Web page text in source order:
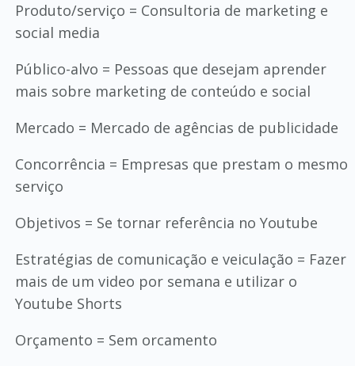
Produto/serviço = Consultoria de marketing e
social media
Público-alvo = Pessoas que desejam aprender
mais sobre marketing de conteúdo e social
Mercado = Mercado de agências de publicidade
Concorrência = Empresas que prestam o mesmo
serviço
Objetivos = Se tornar referência no Youtube
Estratégias de comunicação e veiculação = Fazer
mais de um video por semana e utilizar o
Youtube Shorts
Orçamento = Sem orcamento